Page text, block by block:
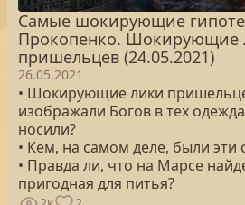
Самые шокирующие
Прокопенко. Шокирующие
пришельцев (24.05.2021)
26.05.2021
• Шокирующие лики
изображали Богов в тех
носили?
• Кем, на самом деле, были эти
• Правда ли, что на Марсе
пригодная для питья?